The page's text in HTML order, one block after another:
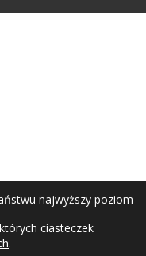
najwyższy poziom
ciasteczek
.